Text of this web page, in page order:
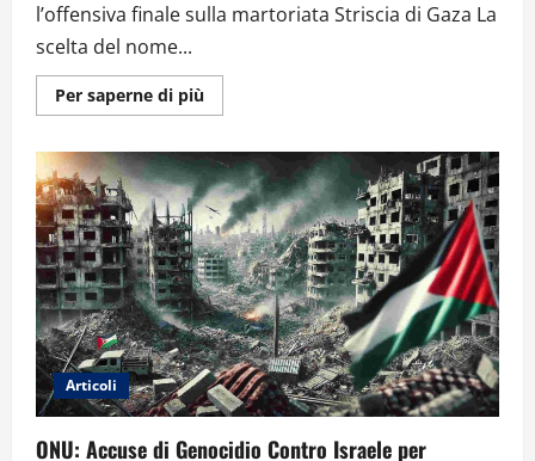
l’offensiva finale sulla martoriata Striscia di Gaza La
scelta del nome...
Per saperne di piùUlteriori
informazioni
“Carri
di
Gedeone”:
l’offensiva
finale
dell’esercito
israeliano
a
Gaza
Articoli
ONU: Accuse di Genocidio Contro Israele per